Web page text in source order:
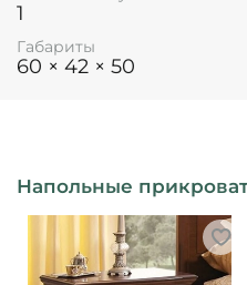
1
Габариты
60 × 42 × 50
Напольные